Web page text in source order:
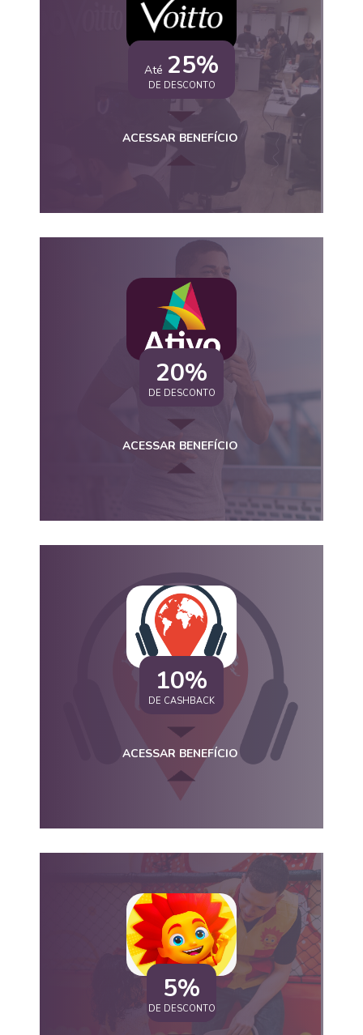
Até 25%
DE DESCONTO
ACESSAR BENEFÍCIO
20%
DE DESCONTO
ACESSAR BENEFÍCIO
10%
DE CASHBACK
ACESSAR BENEFÍCIO
5%
DE DESCONTO